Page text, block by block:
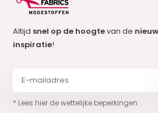
Altijd snel op de hoogtevan de
inspiratie!
* Lees hier de wettelijke beperkingen